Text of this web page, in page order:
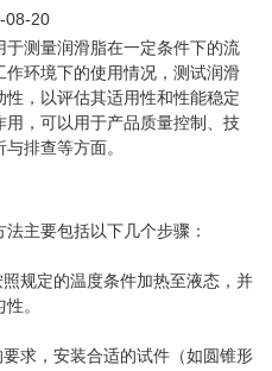
08-20
测量润滑脂在一定条件下的流
环境下的使用情况，测试润滑
，以评估其适用性和性能稳定
，可以用于产品质量控制、技
排查等方面。
法主要包括以下几个步骤：
定的温度条件加热至液态，并
。
，安装合适的试件（如圆锥形